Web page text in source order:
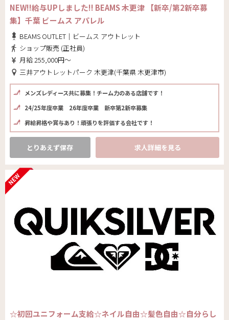
NEW!!給与UPしました!! BEAMS 木更津 【新卒/第2新卒募
集】千葉 ビームス アパレル
BEAMS OUTLET｜ビームス アウトレット
ショップ販売 (正社員)
月給 255,000円～
三井アウトレットパーク 木更津(千葉県 木更津市)
メンズレディース共に募集！チーム力のある店舗です！
24/25年度卒業 26年度卒業 新卒第2新卒募集
昇給昇格や賞与あり！頑張りを評価する会社です！
とりあえず保存 求人詳細を見る
☆初回ユニフォーム支給☆ネイル自由☆髪色自由☆自分らし